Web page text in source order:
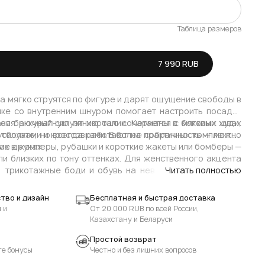
Осталось мало
В наличии
Таблица размеров
7 990 RUB
мягко струятся по фигуре и дарят ощущение свободы в
со внутренним шнуром помогает настроить посадку
аккуратную линию талии. Карманы в боковых швах
но всегда работают на практичность — можно
в руках.
брючный силуэт хорошо сочетается с мягкими худи,
и кроссовками. В более собранных комплектах
джемперы, рубашки и короткие жакеты или бомберы —
близких по тону оттенках. Для женственного акцента
трикотажные боди и обувь на невысоком каблуке или
Читать полностью
и дизайн
и
Бесплатная и быстрая доставка
От 20 000 RUB по всей России,
Казахстану и Беларуси
бонусы
Простой возврат
Честно и без лишних вопросов